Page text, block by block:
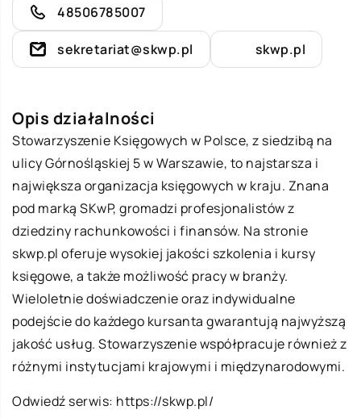
48506785007
sekretariat@skwp.pl skwp.pl
Opis działalności
Stowarzyszenie Księgowych w Polsce, z siedzibą na
ulicy Górnośląskiej 5 w Warszawie, to najstarsza i
największa organizacja księgowych w kraju. Znana
pod marką SKwP, gromadzi profesjonalistów z
dziedziny rachunkowości i finansów. Na stronie
skwp.pl oferuje wysokiej jakości szkolenia i kursy
księgowe, a także możliwość pracy w branży.
Wieloletnie doświadczenie oraz indywidualne
podejście do każdego kursanta gwarantują najwyższą
jakość usług. Stowarzyszenie współpracuje również z
różnymi instytucjami krajowymi i międzynarodowymi.
Odwiedź serwis: https://skwp.pl/